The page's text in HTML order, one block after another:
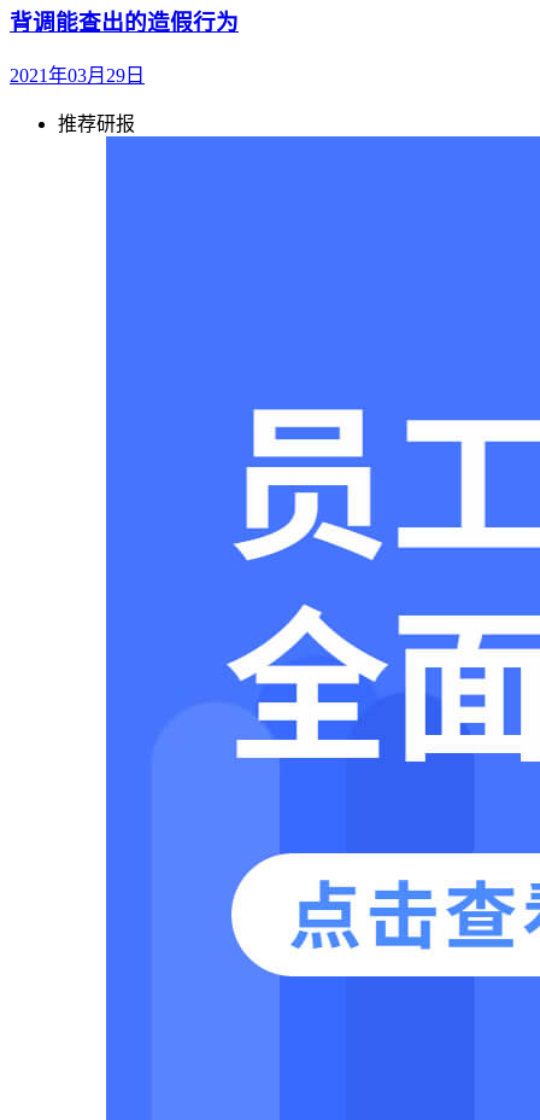
背调能查出的造假行为
2021年03月29日
推荐研报